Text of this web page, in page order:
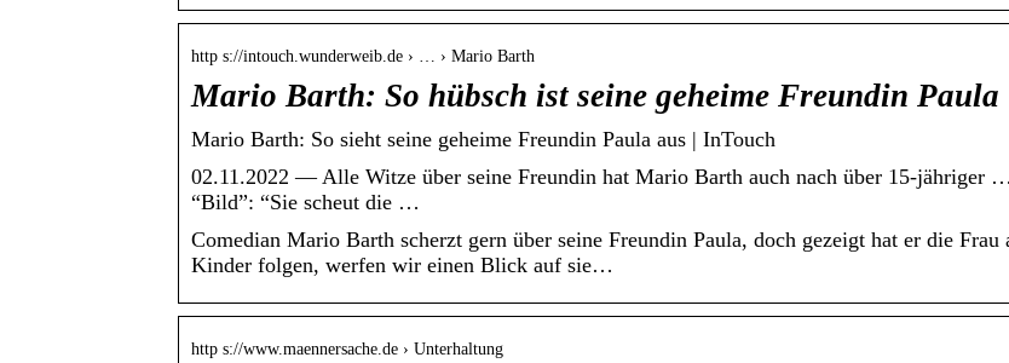
http s://intouch.wunderweib.de › … › Mario Barth
Mario Barth: So hübsch ist seine geheime Freundin Paula
Mario Barth: So sieht seine geheime Freundin Paula aus | InTouch
02.11.2022 — Alle Witze über seine Freundin hat Mario Barth auch nach über 15-jähriger
“Bild”: “Sie scheut die …
Comedian Mario Barth scherzt gern über seine Freundin Paula, doch gezeigt hat er die
Kinder folgen, werfen wir einen Blick auf sie…
http s://www.maennersache.de › Unterhaltung